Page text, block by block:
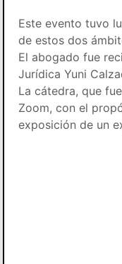
Este evento tuvo
de estos dos
El abogado fue
Jurídica Yuni
La cátedra, que
Zoom, con el
exposición de un